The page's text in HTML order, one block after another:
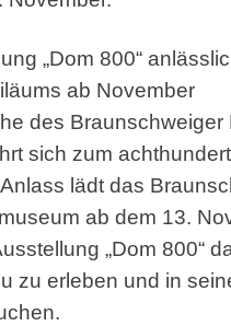
„Dom 800“
ab November
des Braunschweiger
sich zum
lädt das
ab dem 13.
„Dom 800“
zu erleben und in